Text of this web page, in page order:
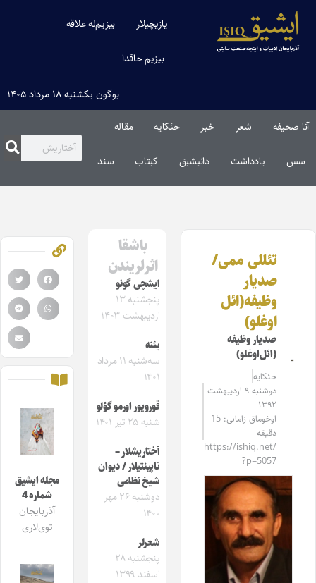
یازیچیلار بیزیم‌له علاقه
بیزیم حاقدا
بوگون یکشنبه ۱۸ مرداد ۱۴۰۵
آنا صحیفه شعر خبر حئکایه مقاله‌
سس یادداشت دانیشیق کیتاب سند
تئللی ممی/
صدیار
وظیفه(ائل
اوغلو)
صدیار وظیفه
(ائل‌اوغلو)
حئکایه
دوشنبه ۹ اردیبهشت
۱۳۹۲
اوخوماق زامانی: 15
دقیقه
https://ishiq.net/
?p=5057
باشقا
اثرلریندن
ایشچی گونو
پنجشنبه ۱۳
اردیبهشت ۱۴۰۳
یئنه‌
سه‌شنبه ۱۱ مرداد
۱۴۰۱
قورویور اورمو گؤلو
شنبه ۲۵ تیر ۱۴۰۱
آختاریشلار –
تاپینتیلار / دیوان
شیخ نظامی
دوشنبه ۲۶ مهر
۱۴۰۰
شعرلر
پنجشنبه ۲۸
اسفند ۱۳۹۹
مجله ایشیق
شماره 4
آذربایجان
توی‌لاری